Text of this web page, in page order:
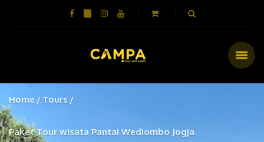
Home Tours
Paket Tour wisata Pantai Wediombo Jogja